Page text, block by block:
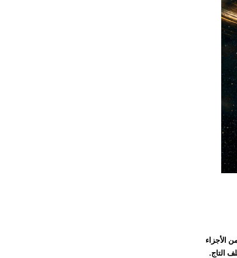
الأجزاء
التاج.